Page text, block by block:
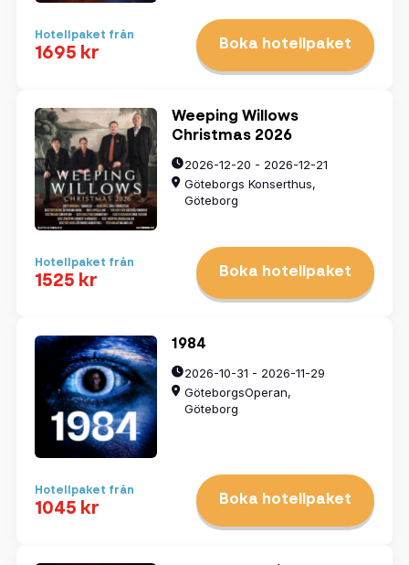
Hotellpaket från
1695 kr Boka hotellpaket
Weeping Willows
Christmas 2026
2026-12-20 - 2026-12-21
Göteborgs Konserthus,
Göteborg
Hotellpaket från
1525 kr Boka hotellpaket
1984
2026-10-31 - 2026-11-29
GöteborgsOperan,
Göteborg
Hotellpaket från
1045 kr Boka hotellpaket